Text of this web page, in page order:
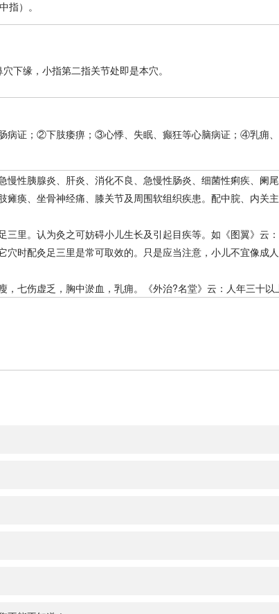
指）。
下缘，小指第二指关节处即是本穴。
病证；②下肢痿痹；③心悸、失眠、癫狂等心脑病证；④乳痈
性胰腺炎、肝炎、消化不良、急慢性肠炎、细菌性痢疾、阑
痪、坐骨神经痛、膝关节及周围软组织疾患。配中脘、内关
里。认为灸之可妨碍小儿生长及引起目疾等。如《图翼》云
穴时配灸足三里是常可取效的。只是应当注意，小儿不宜像成
七伤虚乏，胸中淤血，乳痈。《外治?名堂》云：人年三十以